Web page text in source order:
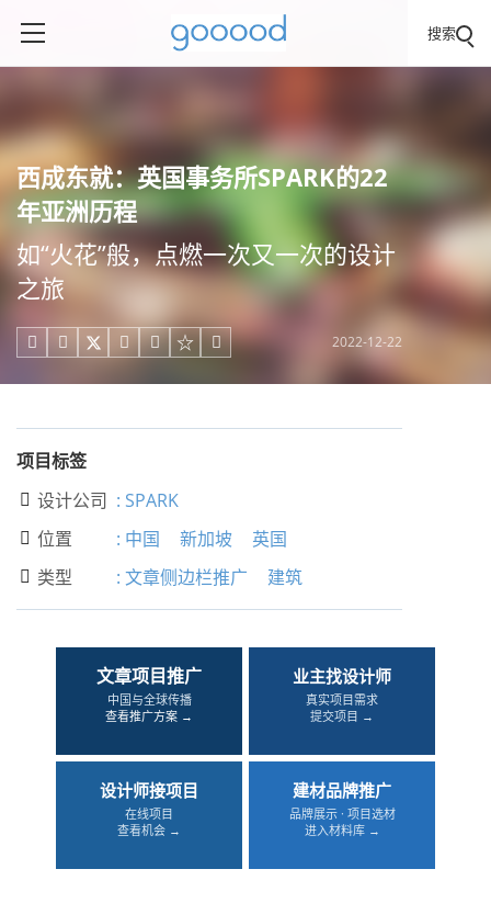
搜索
西成东就：英国事务所SPARK的22
年亚洲历程
如“火花”般，点燃一次又一次的设计
之旅
     2022-12-22
项目标签
 设计公司 : SPARK
 位置 : 中国 新加坡 英国
 类型 : 文章侧边栏推广 建筑
文章项目推广
中国与全球传播
查看推广方案 →
业主找设计师
真实项目需求
提交项目 →
设计师接项目
在线项目
查看机会 →
建材品牌推广
品牌展示 · 项目选材
进入材料库 →